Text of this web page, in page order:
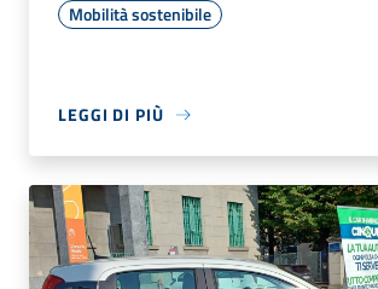
Mobilità sostenibile
LEGGI DI PIÙ